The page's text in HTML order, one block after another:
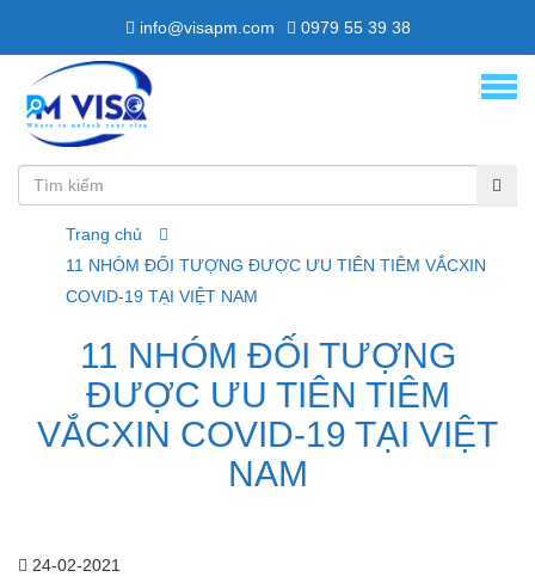
info@visapm.com 0979 55 39 38
Trang chủ
11 NHÓM ĐỐI TƯỢNG ĐƯỢC ƯU TIÊN TIÊM VẮCXIN
COVID-19 TẠI VIỆT NAM
11 NHÓM ĐỐI TƯỢNG
ĐƯỢC ƯU TIÊN TIÊM
VẮCXIN COVID-19 TẠI VIỆT
NAM
24-02-2021